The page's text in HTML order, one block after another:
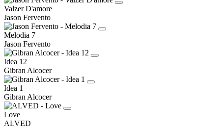
Valzer D'amore
Jason Fervento
Melodia 7
Jason Fervento
Idea 12
Gibran Alcocer
Idea 1
Gibran Alcocer
Love
ALVED